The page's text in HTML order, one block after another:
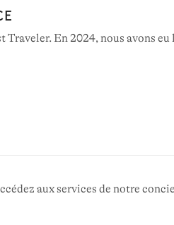
En 2024, nous avons
aux services de notre